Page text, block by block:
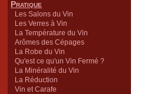
Pratique
Les Salons du Vin
Les Verres à Vin
La Température du Vin
Arômes des Cépages
La Robe du Vin
Qu'est ce qu'un Vin Fermé ?
La Minéralité du Vin
La Réduction
Vin et Carafe